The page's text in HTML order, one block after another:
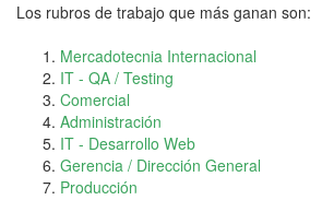
Los rubros de trabajo que más ganan son:
Mercadotecnia Internacional
IT - QA / Testing
Comercial
Administración
IT - Desarrollo Web
Gerencia / Dirección General
Producción